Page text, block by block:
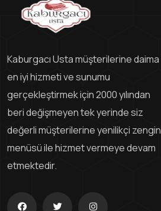
Kaburgacı Usta müşterilerine daima
en iyi hizmeti ve sunumu
gerçekleştirmek için 2000 yılından
beri değişmeyen tek yerinde siz
değerli müşterilerine yenilikçi zengin
menüsü ile hizmet vermeye devam
etmektedir.